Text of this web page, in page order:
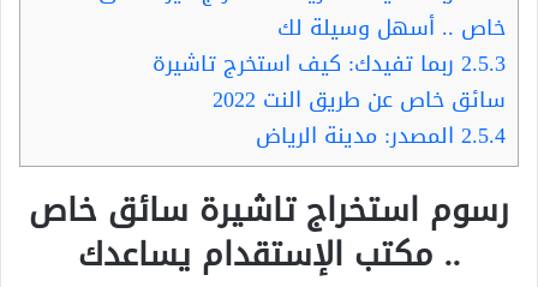
خاص .. أسهل وسيلة لك
2.5.3 ربما تفيدك: كيف استخرج تاشيرة
سائق خاص عن طريق النت 2022
2.5.4 المصدر: مدينة الرياض
رسوم استخراج تاشيرة سائق خاص
.. مكتب الإستقدام يساعدك